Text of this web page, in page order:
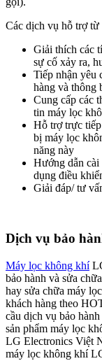
Các dịch vụ hỗ trợ
Giải thích các
sự cố xảy ra,
Tiếp nhận yêu
hàng và thông
Cung cấp các
tin máy lọc
Hỗ trợ trực
bị máy lọc
năng này
Hướng dẫn cài
dụng điều
Giải đáp/ tư
Dịch vụ bảo
Máy lọc không khí
bảo hành và sửa
hay sửa chữa máy
khách hàng theo
cầu dịch vụ bảo
sản phẩm máy lọc
LG Electronics Việt
máy lọc không khí